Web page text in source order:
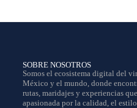
e
SOBRE NOSOTROS
Somos el ecosistema digital del
México y el mundo, donde
rutas, maridajes y experiencias
apasionada por la calidad, el